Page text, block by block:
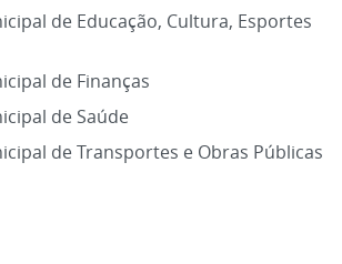
de Educação, Cultura, Esportes
de Finanças
de Saúde
de Transportes e Obras Públicas